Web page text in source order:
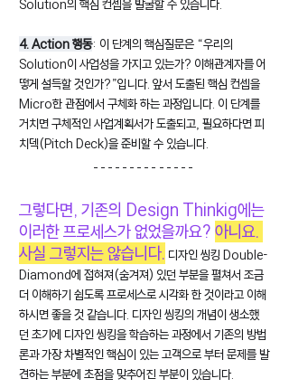
Solution의 핵심 컨셉을 발굴할 수 있습니다.
4. Action 행동: 이 단계의 핵심질문은 “우리의
Solution이 사업성을 가지고 있는가? 이해관계자를 어
떻게 설득할 것인가?”입니다. 앞서 도출된 핵심 컨셉을
Micro한 관점에서 구체화 하는 과정입니다. 이 단계를
거치면 구체적인 사업계획서가 도출되고, 필요하다면 피
치덱(Pitch Deck)을 준비할 수 있습니다.
그렇다면, 기존의 Design Thinkig에는
이러한 프로세스가 없었을까요? 아니요.
사실 그렇지는 않습니다. 디자인 씽킹 Double-
Diamond에 접혀져(숨겨져) 있던 부분을 펼쳐서 조금
더 이해하기 쉽도록 프로세스로 시각화 한 것이라고 이해
하시면 좋을 것 같습니다. 디자인 씽킹의 개념이 생소했
던 초기에 디자인 씽킹을 학습하는 과정에서 기존의 방법
론과 가장 차별적인 핵심이 있는 고객으로 부터 문제를 발
견하는 부분에 초점을 맞추어진 부분이 있습니다.